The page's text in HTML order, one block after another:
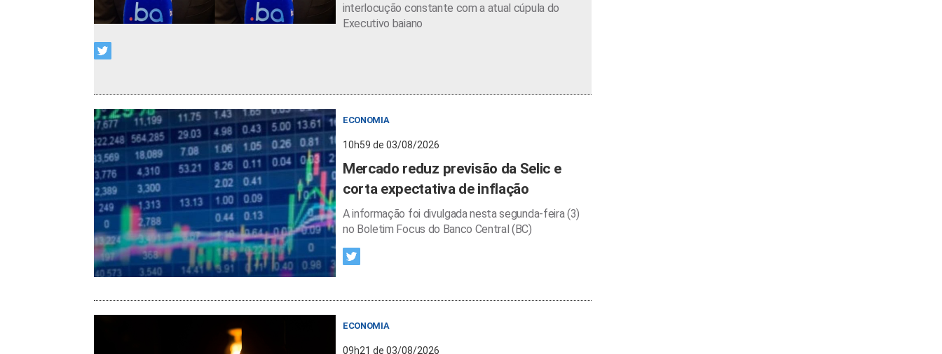
interlocução constante com a atual cúpula do
Executivo baiano
ECONOMIA
10h59 de 03/08/2026
Mercado reduz previsão da Selic e
corta expectativa de inflação
A informação foi divulgada nesta segunda-feira (3)
no Boletim Focus do Banco Central (BC)
ECONOMIA
09h21 de 03/08/2026